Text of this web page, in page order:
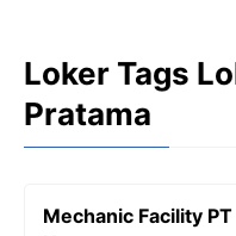
Loker Tags
Pratama
Mechanic Facility